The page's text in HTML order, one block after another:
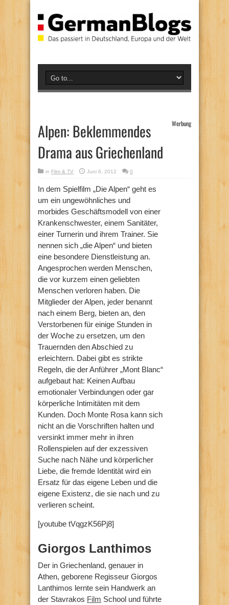
Alpen: Beklemmendes
Drama aus Griechenland
Werbung
in Film & TV Juni 6, 2012 0
In dem Spielfilm „Die Alpen“ geht es
um ein ungewöhnliches und
morbides Geschäftsmodell von einer
Krankenschwester, einem Sanitäter,
einer Turnerin und ihrem Trainer. Sie
nennen sich „die Alpen“ und bieten
eine besondere Dienstleistung an.
Angesprochen werden Menschen,
die vor kurzem einen geliebten
Menschen verloren haben. Die
Mitglieder der Alpen, jeder benannt
nach einem Berg, bieten an, den
Verstorbenen für einige Stunden in
der Woche zu ersetzen, um den
Trauernden den Abschied zu
erleichtern. Dabei gibt es strikte
Regeln, die der Anführer „Mont Blanc“
aufgebaut hat: Keinen Aufbau
emotionaler Verbindungen oder gar
körperliche Intimitäten mit dem
Kunden. Doch Monte Rosa kann sich
nicht an die Vorschriften halten und
versinkt immer mehr in ihren
Rollenspielen auf der exzessiven
Suche nach Nähe und körperlicher
Liebe, die fremde Identität wird ein
Ersatz für das eigene Leben und die
eigene Existenz, die sie nach und zu
verlieren scheint.
[youtube tVqgzK56Pj8]
Giorgos Lanthimos
Der in Griechenland, genauer in
Athen, geborene Regisseur Giorgos
Lanthimos lernte sein Handwerk an
der Stavrakos Film School und führte